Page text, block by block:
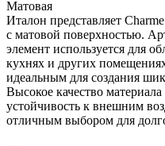
Матовая
Италон представляет
с матовой поверхностью.
элемент используется для
кухнях и других
идеальным для создания
Высокое качество
устойчивость к внешним
отличным выбором для